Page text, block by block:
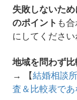
失敗しないた
のポイント も
にしてください
地域を問わず
→ 【結婚相談
査＆比較表で